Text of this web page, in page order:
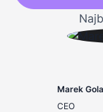
Marek
CEO